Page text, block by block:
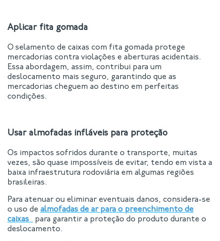
Aplicar fita gomada
O selamento de caixas com fita gomada protege
mercadorias contra violações e aberturas acidentais.
Essa abordagem, assim, contribui para um
deslocamento mais seguro, garantindo que as
mercadorias cheguem ao destino em perfeitas
condições.
Usar almofadas infláveis para proteção
Os impactos sofridos durante o transporte, muitas
vezes, são quase impossíveis de evitar, tendo em vista a
baixa infraestrutura rodoviária em algumas regiões
brasileiras.
Para atenuar ou eliminar eventuais danos, considera-se
o uso de almofadas de ar para o preenchimento de
caixas
para garantir a proteção do produto durante o
deslocamento.